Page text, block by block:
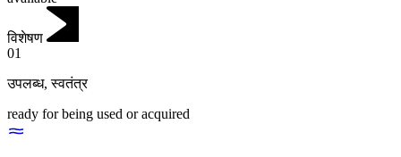
विशेषण
01
उपलब्ध,स्वतंत्र
ready for being used or acquired